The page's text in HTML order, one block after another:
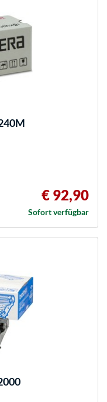
€ 92,90
Sofort verfügbar